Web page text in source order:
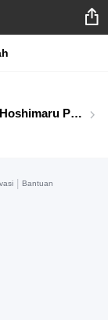
Tsukuba Expocenter Cosmo Hoshimaru Part2
Bantuan